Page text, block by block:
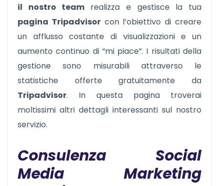
il nostro team realizza e gestisce la tua
pagina Tripadvisorcon l’obiettivo di creare
un afflusso costante di visualizzazioni e un
aumento continuo di “mi piace”. I risultati della
gestione sono misurabili attraverso le
statistiche offerte gratuitamente da
Tripadvisor. In questa pagina troverai
moltissimi altri dettagli interessanti sul nostro
servizio.
Consulenza Social
Media Marketing